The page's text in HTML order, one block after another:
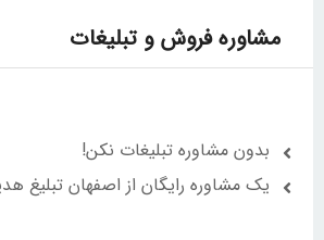
مشاوره فروش و تبلیغات
بدون مشاوره تبلیغات نکن!
یک مشاوره رایگان از اصفهان تبلیغ